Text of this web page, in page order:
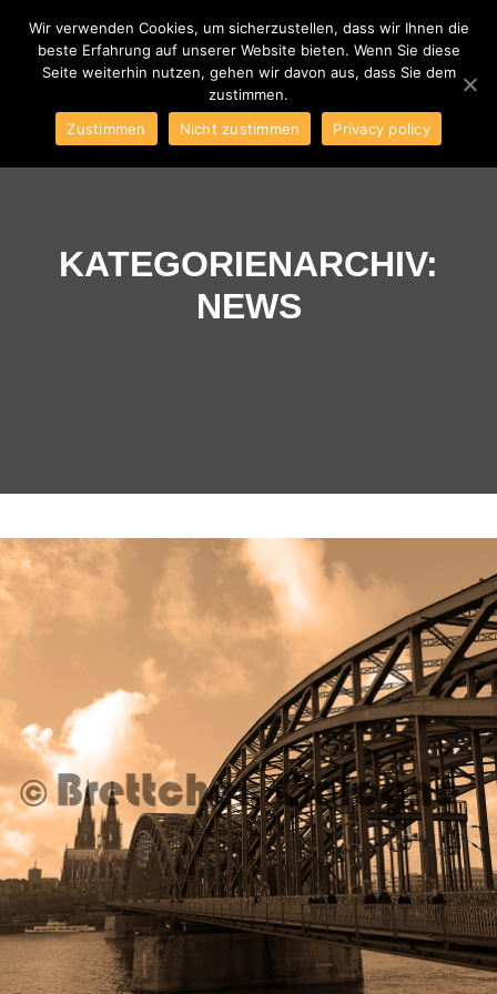
KATEGORIENARCHIV:
NEWS
Wir verwenden Cookies, um sicherzustellen, dass wir Ihnen die
beste Erfahrung auf unserer Website bieten. Wenn Sie diese
Seite weiterhin nutzen, gehen wir davon aus, dass Sie dem
zustimmen.
Zustimmen
Nicht zustimmen Privacy policy